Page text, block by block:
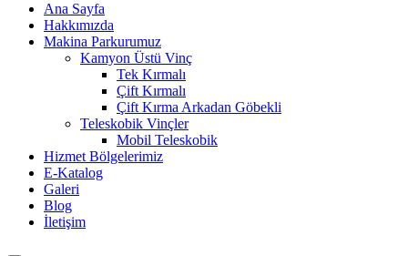
Ana Sayfa
Hakkımızda
Makina Parkurumuz
Kamyon Üstü Vinç
Tek Kırmalı
Çift Kırmalı
Çift Kırma Arkadan Göbekli
Teleskobik Vinçler
Mobil Teleskobik
Hizmet Bölgelerimiz
E-Katalog
Galeri
Blog
İletişim